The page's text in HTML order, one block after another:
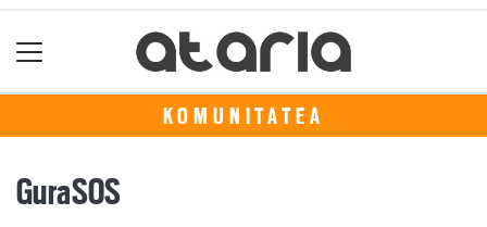
KOMUNITATEA
GuraSOS